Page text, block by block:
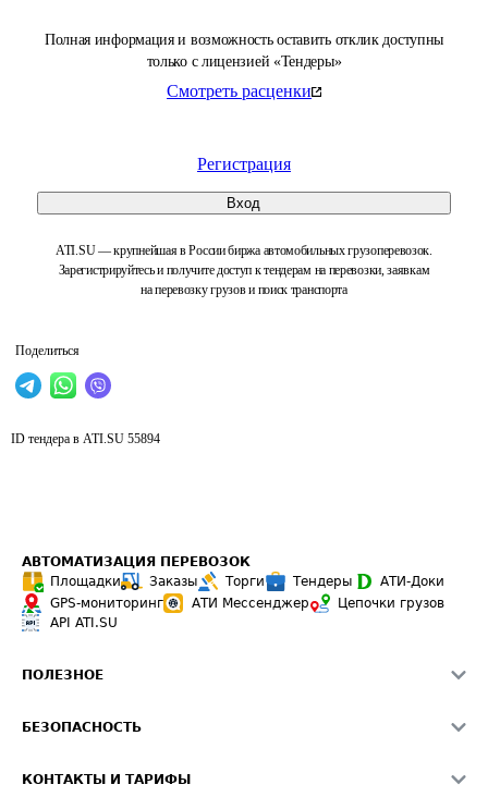
Полная информация и возможность оставить отклик доступны
только с лицензией «Тендеры»
Смотреть расценки
Регистрация
Вход
ATI.SU — крупнейшая в России биржа автомобильных грузоперевозок.
Зарегистрируйтесь и получите доступ к тендерам на перевозки, заявкам
на перевозку грузов и поиск транспорта
Поделиться
ID тендера в ATI.SU 55894
АВТОМАТИЗАЦИЯ ПЕРЕВОЗОК
Площадки
Заказы Торги Тендеры
АТИ-Доки
GPS-мониторинг
АТИ Мессенджер
Цепочки грузов
API ATI.SU
ПОЛЕЗНОЕ
Звезды ATI.SU на вашем сайте
БЕЗОПАСНОСТЬ
КОНТАКТЫ И ТАРИФЫ